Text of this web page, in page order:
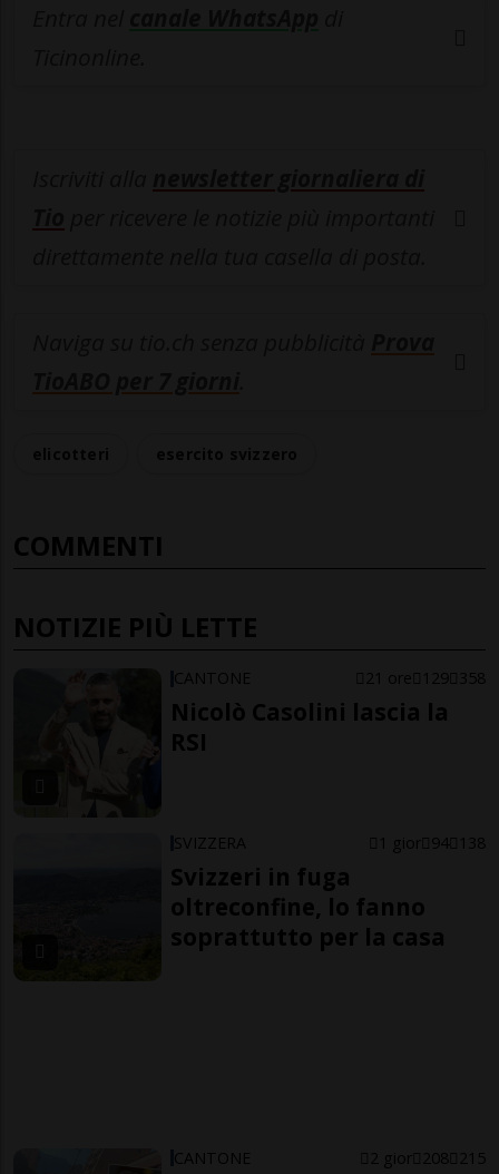
COMMENTI
NOTIZIE PIÙ LETTE
CANTONE 21 ore 129 358
Nicolò Casolini lascia la
RSI
SVIZZERA 1 gior 94 138
Svizzeri in fuga
oltreconfine, lo fanno
soprattutto per la casa
CANTONE 2 gior 208 215